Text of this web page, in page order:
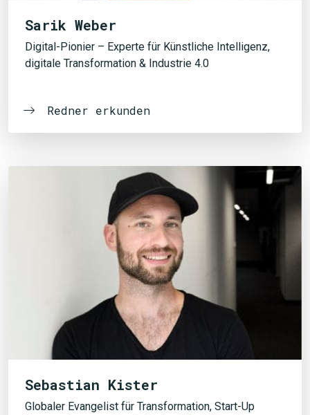
Sarik Weber
Digital-Pionier – Experte für Künstliche Intelligenz,
digitale Transformation & Industrie 4.0
Redner erkunden
Sebastian Kister
Globaler Evangelist für Transformation, Start-Up